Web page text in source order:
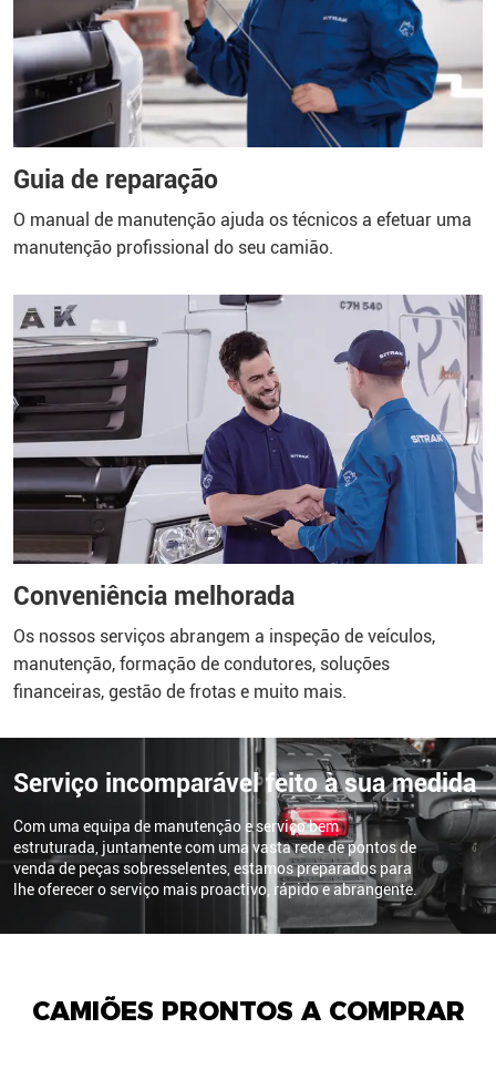
Guia de reparação
O manual de manutenção ajuda os técnicos a efetuar uma
manutenção profissional do seu camião.
Conveniência melhorada
Os nossos serviços abrangem a inspeção de veículos,
manutenção, formação de condutores, soluções
financeiras, gestão de frotas e muito mais.
Serviço incomparável feito à sua medida
Com uma equipa de manutenção e serviço bem
estruturada, juntamente com uma vasta rede de pontos de
venda de peças sobresselentes, estamos preparados para
lhe oferecer o serviço mais proactivo, rápido e abrangente.
CAMIÕES PRONTOS A COMPRAR